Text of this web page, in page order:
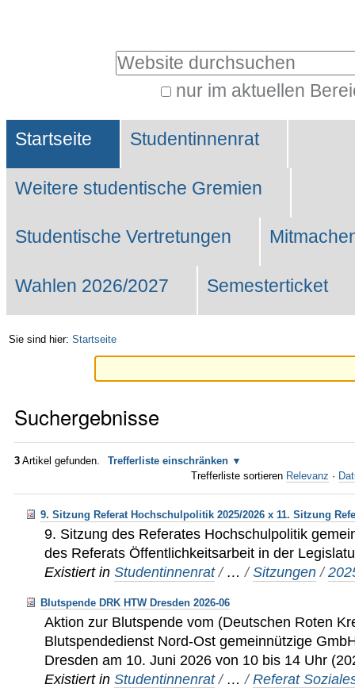
Website durchsuchen
nur im aktuellen
Suche…
Sektionen
Startseite Studentinnenrat
Weitere studentische Gremien
Studentische Vertretungen
Wahlen 2026/2027 Semesterticket
Sie sind hier: Startseite
Suchergebnisse
3 Artikel gefunden.
Trefferliste einschränken
Trefferliste sortieren Relevanz ·
9. Sitzung Referat Hochschulpolitik 2025/2026 x 11. Sitzung
9. Sitzung des Referates Hochschulpolitik
des Referats Öffentlichkeitsarbeit in der
Existiert in Studentinnenrat / …/Sitzungen /
Blutspende DRK HTW Dresden 2026-06
Aktion zur Blutspende vom (Deutschen Roten
Blutspendedienst Nord-Ost gemeinnützige
Dresden am 10. Juni 2026 von 10 bis 14 Uhr
Existiert in Studentinnenrat / …/Referat